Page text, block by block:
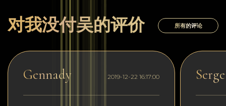
对我没付吴的评价 所有的评论
Gennady 2019-12-22 16:17:00